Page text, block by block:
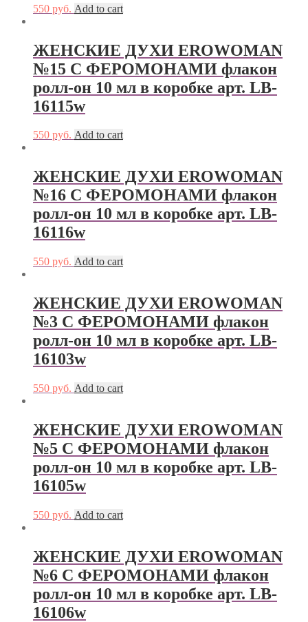
550 руб. Add to cart
ЖЕНСКИЕ ДУХИ EROWOMAN
№15 С ФЕРОМОНАМИ флакон
ролл-он 10 мл в коробке арт. LB-
16115w
550 руб. Add to cart
ЖЕНСКИЕ ДУХИ EROWOMAN
№16 С ФЕРОМОНАМИ флакон
ролл-он 10 мл в коробке арт. LB-
16116w
550 руб. Add to cart
ЖЕНСКИЕ ДУХИ EROWOMAN
№3 С ФЕРОМОНАМИ флакон
ролл-он 10 мл в коробке арт. LB-
16103w
550 руб. Add to cart
ЖЕНСКИЕ ДУХИ EROWOMAN
№5 С ФЕРОМОНАМИ флакон
ролл-он 10 мл в коробке арт. LB-
16105w
550 руб. Add to cart
ЖЕНСКИЕ ДУХИ EROWOMAN
№6 С ФЕРОМОНАМИ флакон
ролл-он 10 мл в коробке арт. LB-
16106w